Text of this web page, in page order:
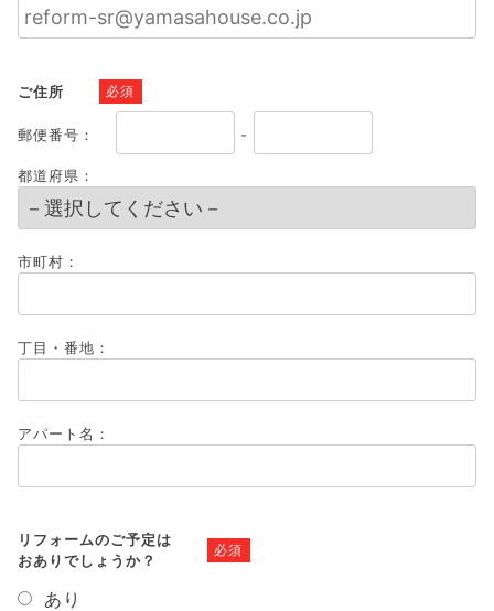
ご住所 必須
郵便番号： -
都道府県：
市町村：
丁目・番地：
アパート名：
リフォームのご予定は
おありでしょうか？
必須
あり